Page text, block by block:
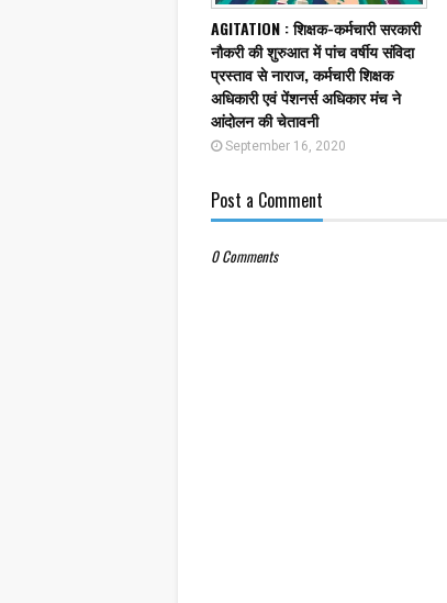
AGITATION : शिक्षक-कर्मचारी सरकारी
नौकरी की शुरुआत में पांच वर्षीय संविदा
प्रस्ताव से नाराज, कर्मचारी शिक्षक
अधिकारी एवं पेंशनर्स अधिकार मंच ने
आंदोलन की चेतावनी
September 16, 2020
Post a Comment
0 Comments